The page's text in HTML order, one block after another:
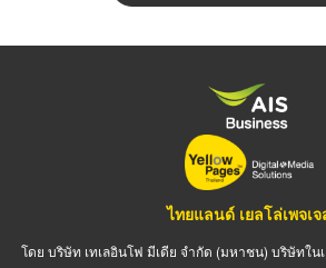
ไทยแลนด์ เยลโล่เพจเ
โดย บริษัท เทเลอินโฟ มีเดีย จำกัด (มหาชน) บริษัทใน